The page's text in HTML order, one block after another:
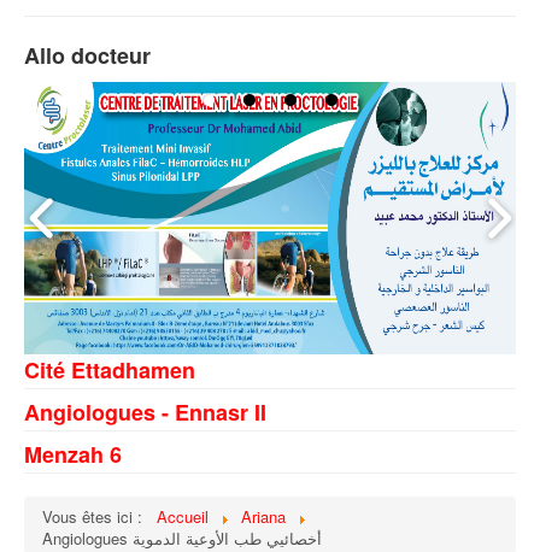
Contact
Allo docteur
Cité Ettadhamen
Angiologues - Ennasr II
Menzah 6
Vous êtes ici : Accueil
Ariana
Angiologues أخصائيي طب الأوعية الدموية